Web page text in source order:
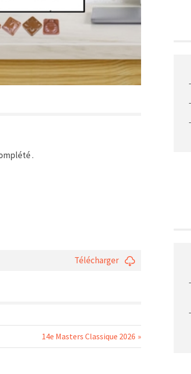
.
Télécharger
Next
Post:
14e Masters Classique 2026